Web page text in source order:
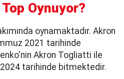
Oynuyor?
oynamaktadır. Akron
2021 tarihinde
Akron Togliatti ile
tarihinde bitmektedir.